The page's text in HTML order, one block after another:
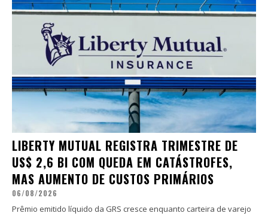
LIBERTY MUTUAL REGISTRA TRIMESTRE DE
US$ 2,6 BI COM QUEDA EM CATÁSTROFES,
MAS AUMENTO DE CUSTOS PRIMÁRIOS
06/08/2026
Prêmio emitido líquido da GRS cresce enquanto carteira de varejo